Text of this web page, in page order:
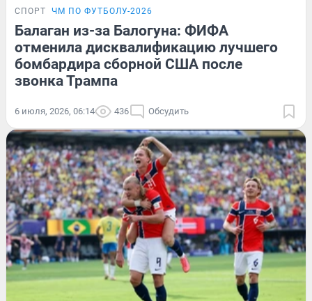
СПОРТ ЧМ ПО ФУТБОЛУ-2026
Балаган из-за Балогуна: ФИФА
отменила дисквалификацию лучшего
бомбардира сборной США после
звонка Трампа
6 июля, 2026, 06:14 436 Обсудить